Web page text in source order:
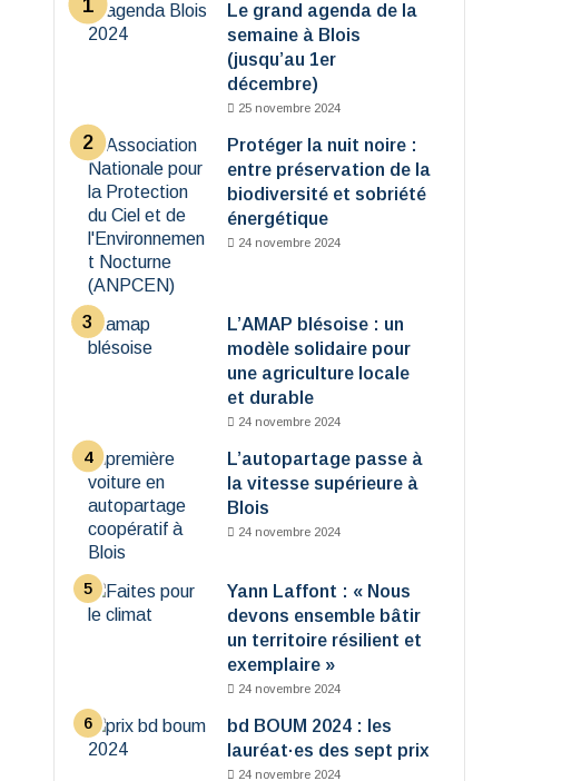
Le grand agenda de la
semaine à Blois
(jusqu’au 1er
décembre)
25 novembre 2024
Protéger la nuit noire :
entre préservation de la
biodiversité et sobriété
énergétique
24 novembre 2024
L’AMAP blésoise : un
modèle solidaire pour
une agriculture locale
et durable
24 novembre 2024
L’autopartage passe à
la vitesse supérieure à
Blois
24 novembre 2024
Yann Laffont : « Nous
devons ensemble bâtir
un territoire résilient et
exemplaire »
24 novembre 2024
bd BOUM 2024 : les
lauréat·es des sept prix
24 novembre 2024